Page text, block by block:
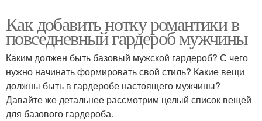
Как добавить нотку романтики в
повседневный гардероб мужчины
Каким должен быть базовый мужской гардероб? С чего
нужно начинать формировать свой стиль? Какие вещи
должны быть в гардеробе настоящего мужчины?
Давайте же детальнее рассмотрим целый список вещей
для базового гардероба.